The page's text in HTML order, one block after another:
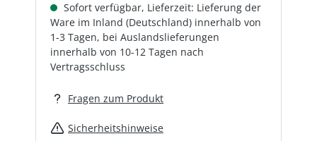
Sofort verfügbar, Lieferzeit: Lieferung der
Ware im Inland (Deutschland) innerhalb von
1-3 Tagen, bei Auslandslieferungen
innerhalb von 10-12 Tagen nach
Vertragsschluss
Fragen zum Produkt
Sicherheitshinweise